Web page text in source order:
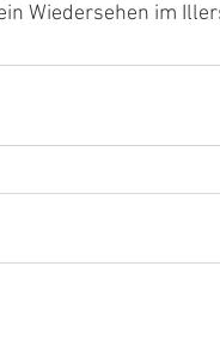
Wiedersehen im